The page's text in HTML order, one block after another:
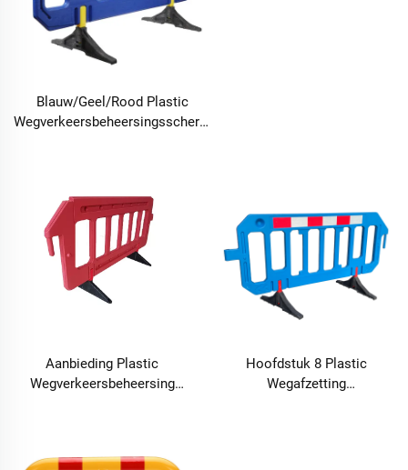
Blauw/Geel/Rood Plastic
Wegverkeersbeheersingsscherm
Aanbieding Plastic
Wegverkeersbeheersing
Hoofdstuk 8 Plastic
Wegafzetting